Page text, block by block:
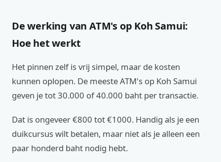
De werking van ATM's op Koh Samui:
Hoe het werkt
Het pinnen zelf is vrij simpel, maar de kosten
kunnen oplopen. De meeste ATM's op Koh Samui
geven je tot 30.000 of 40.000 baht per transactie.
Dat is ongeveer €800 tot €1000. Handig als je een
duikcursus wilt betalen, maar niet als je alleen een
paar honderd baht nodig hebt.